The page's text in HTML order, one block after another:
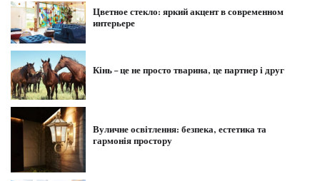
Цветное стекло: яркий акцент в современном
интерьере
Кінь – це не просто тварина, це партнер і друг
Вуличне освітлення: безпека, естетика та
гармонія простору